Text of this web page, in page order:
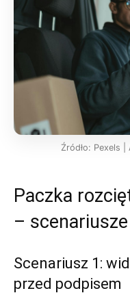
Źródło: Pexels
Paczka
–
Scenariusz 1:
przed podpisem